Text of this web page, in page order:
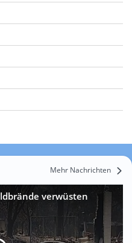
Mehr Nachrichten
verwüsten